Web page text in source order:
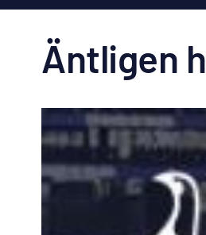
Äntligen
större
bild